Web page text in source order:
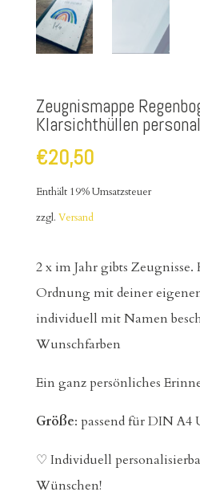
Zeugnismappe
Klarsichthüllen
€20,50
Enthält 19% Umsatzsteuer
zzgl. Versand
2 x im Jahr gibts
Ordnung mit deiner
individuell mit Namen
Wunschfarben
Ein ganz persönliches
Größe: passend für DIN A4
♡ Individuell
Wünschen!